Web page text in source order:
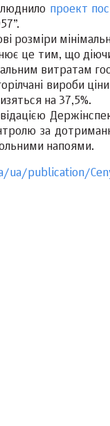
проект
розміри
це тим, що
витратам
горілчані вироби
на 37,5%.
за
напоями.
ua/publication/